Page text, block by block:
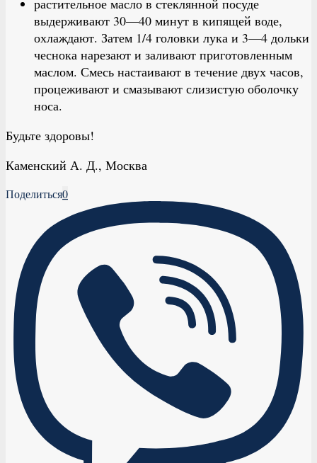
растительное масло в стеклянной посуде
выдерживают 30—40 минут в кипящей воде,
охлаждают. Затем 1/4 головки лука и 3—4 дольки
чеснока нарезают и заливают приготовленным
маслом. Смесь настаивают в течение двух часов,
процеживают и смазывают слизистую оболочку
носа.
Будьте здоровы!
Каменский А. Д., Москва
Поделиться0